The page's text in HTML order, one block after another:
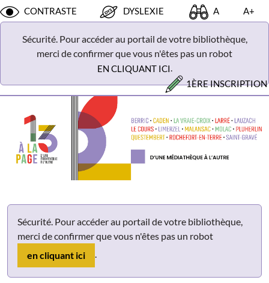
CONTRASTE DYSLEXIE A A+
Sécurité. Pour accéder au portail de votre bibliothèque,
merci de confirmer que vous n'êtes pas un robot
EN CLIQUANT ICI.
1ÈRE INSCRIPTION
Sécurité. Pour accéder au portail de votre bibliothèque,
merci de confirmer que vous n'êtes pas un robot
en cliquant ici
.
Panneau de gestion des cookies